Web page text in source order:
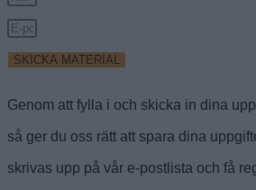
SKICKA MATERIAL
Genom att fylla i och skicka in dina
så ger du oss rätt att spara dina
skrivas upp på vår e-postlista och få